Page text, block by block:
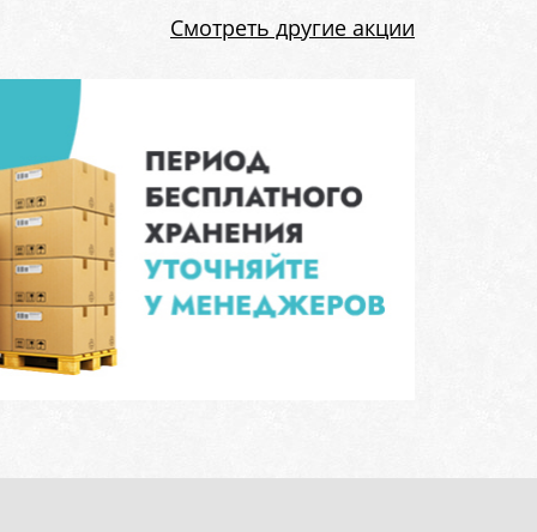
Смотреть другие акции